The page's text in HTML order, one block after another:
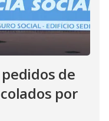
de
por